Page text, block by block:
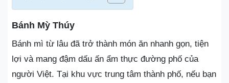
Bánh Mỳ Thúy
Bánh mì từ lâu đã trở thành món ăn nhanh gọn, tiện
lợi và mang đậm dấu ấn ẩm thực đường phố của
người Việt. Tại khu vực trung tâm thành phố, nếu bạn